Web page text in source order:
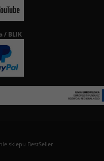
/ BLIK
sklepu BestSeller